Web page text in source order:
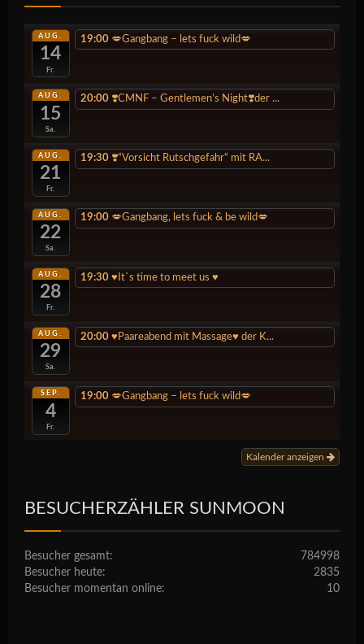
AUG.
14
Fr.
19:00 💋Gangbang – lets fuck wild💋
AUG.
15
Sa.
20:00 ❣️CMNF – Gentlemen’s Night❣️der ...
AUG.
21
Fr.
19:30 ❣️“Vorsicht Rutschgefahr“ mit RA...
AUG.
22
Sa.
19:00 💋Gangbang, lets fuck & be wild💋
AUG.
28
Fr.
19:30 ♥️It`s time to meet us ♥️
AUG.
29
Sa.
20:00 ♥️Paareabend mit Massage♥️ der K...
SEP.
4
Fr.
19:00 💋Gangbang – lets fuck wild💋
Kalender anzeigen
BESUCHERZÄHLER SUNMOON
784998
Besucher gesamt:
2835
Besucher heute:
10
Besucher momentan online: